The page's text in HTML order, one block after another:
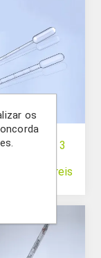
PE 3
estéreis
os